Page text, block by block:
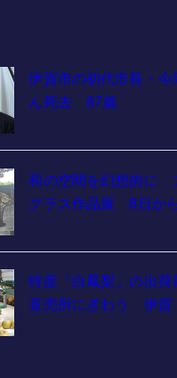
伊賀市の初代市長・今
ん死去 87歳
和の空間を幻想的に
グラス作品展 8日か
特産「白鳳梨」の出
直売所にぎわう 伊賀